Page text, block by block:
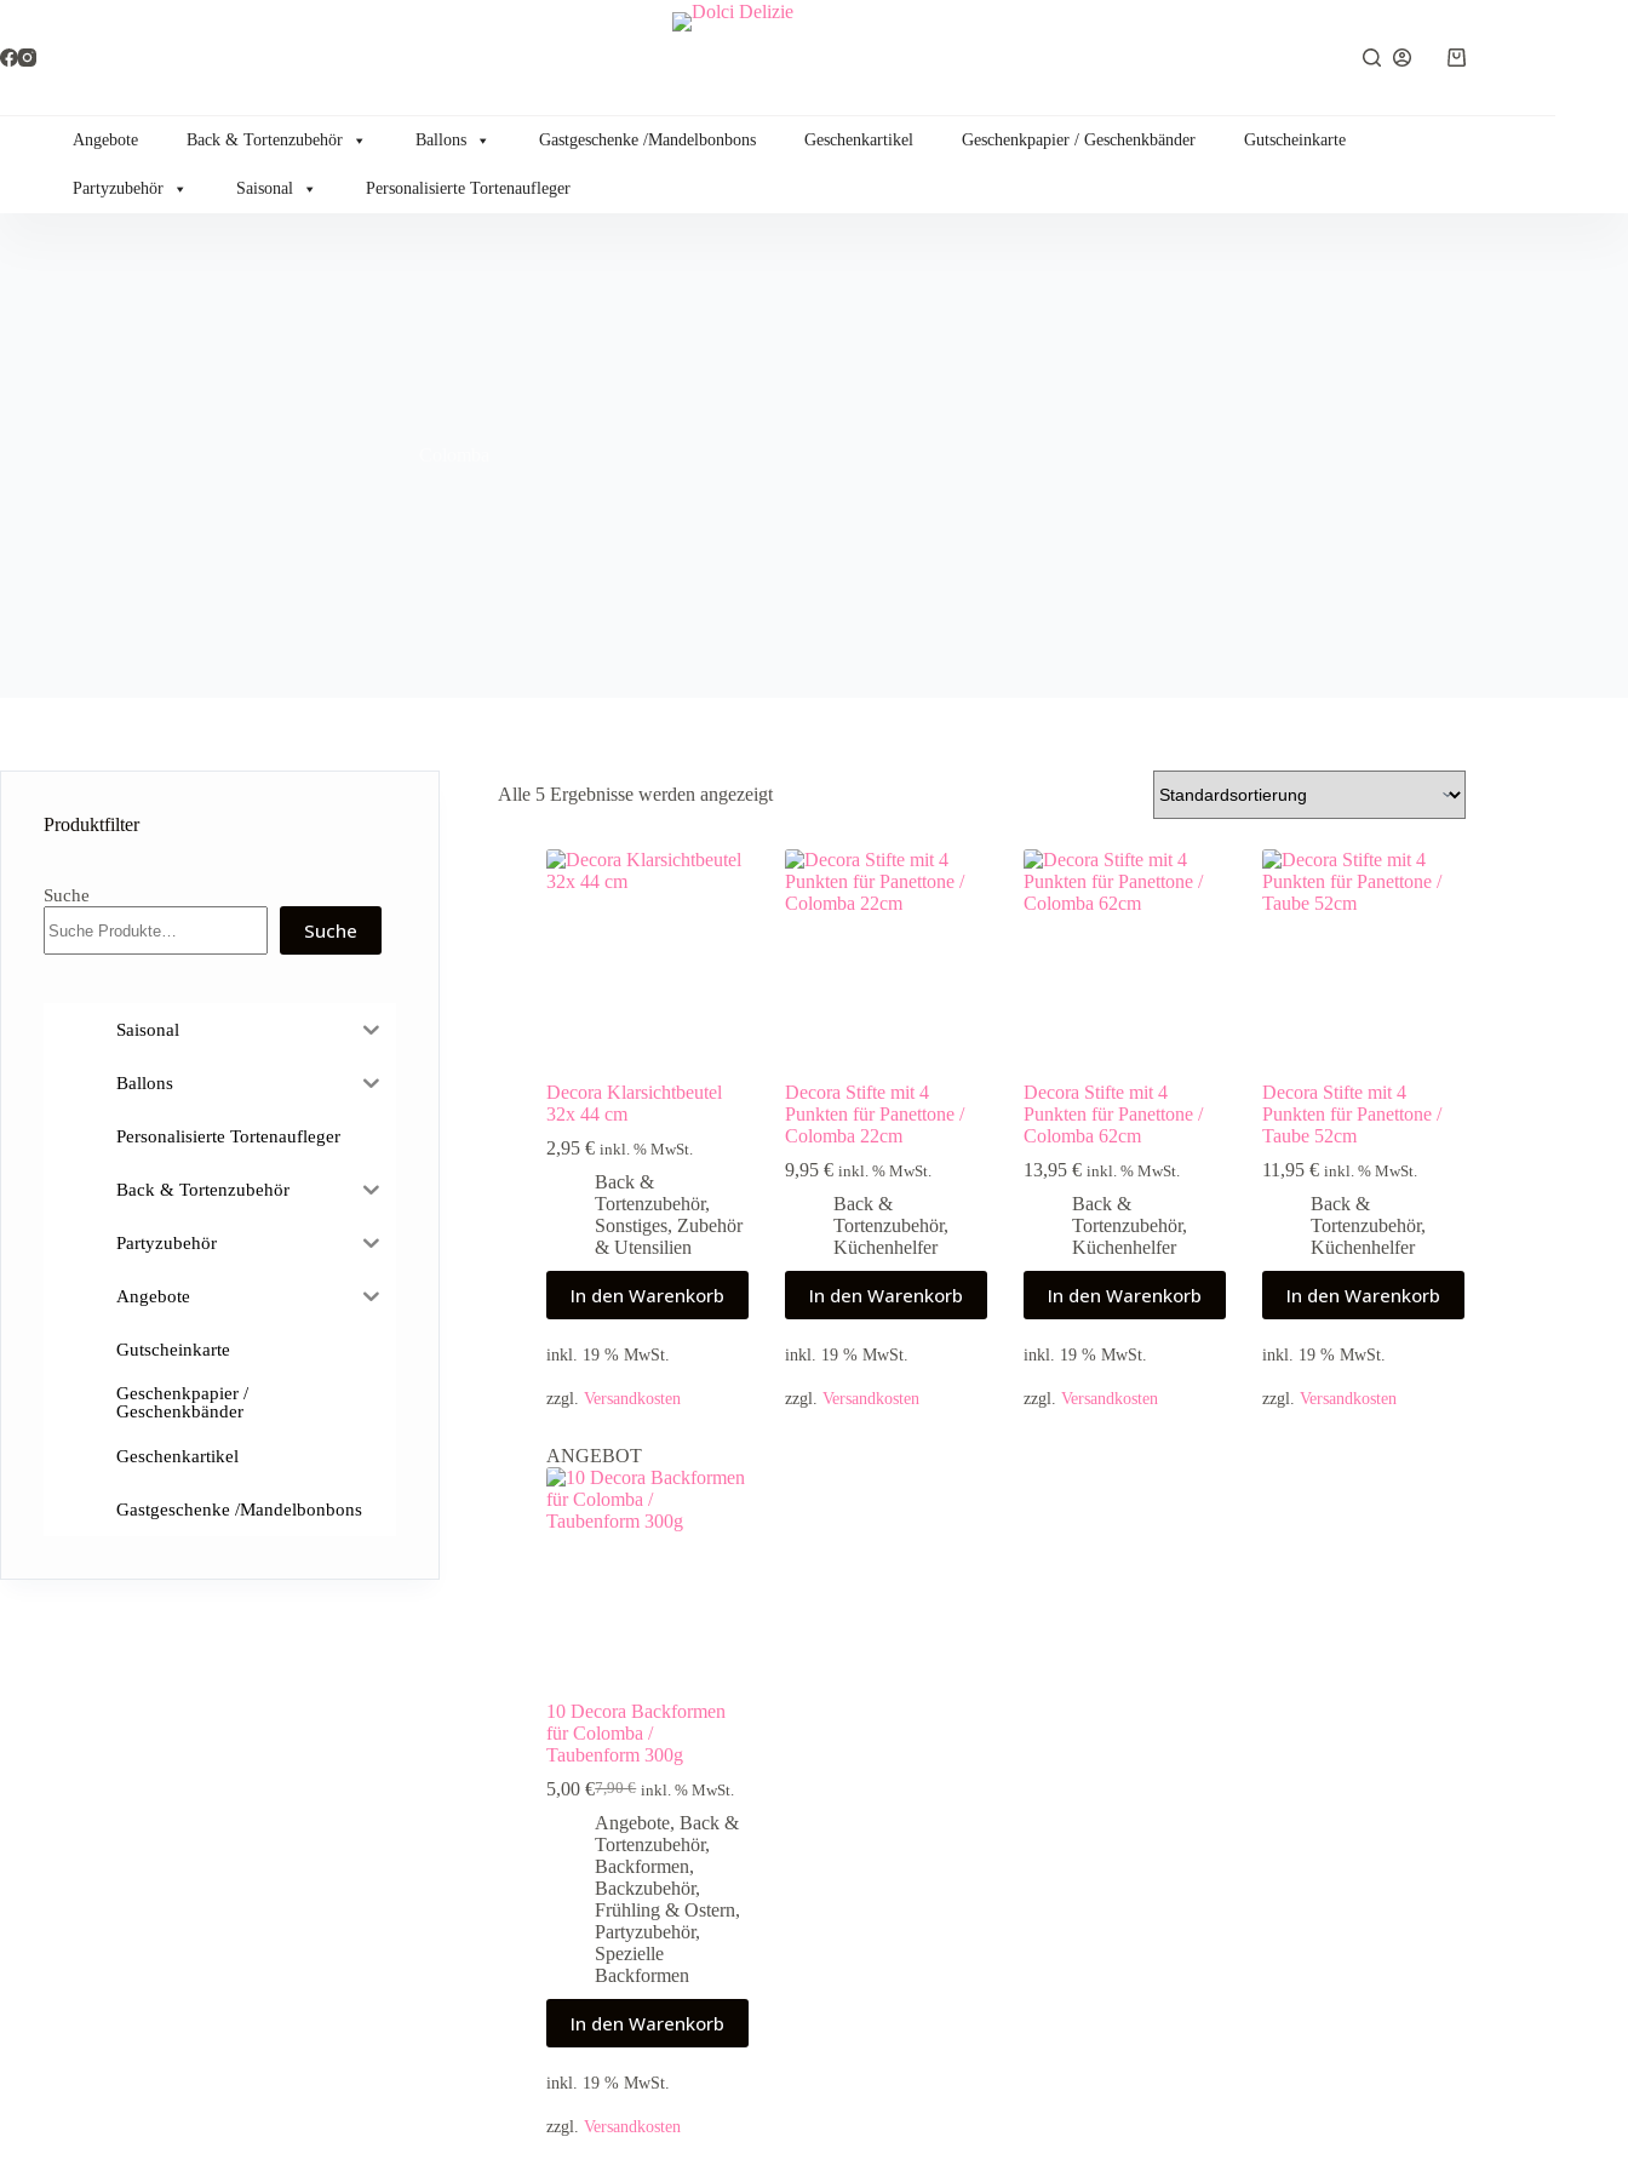
springen
Warenkorb
Angebote Back & Tortenzubehör Ballons Gastgeschenke /Mandelbonbons Geschenkartikel Geschenkpapier / Geschenkbänder Gutscheinkarte
Partyzubehör Saisonal Personalisierte Tortenaufleger
Alle 5 Ergebnisse werden angezeigt
Decora Klarsichtbeutel
32x 44 cm
2,95€ inkl. % MwSt.
Back &
Tortenzubehör,
Sonstiges, Zubehör
& Utensilien
In den Warenkorb
inkl. 19 % MwSt.
zzgl.Versandkosten
Decora Stifte mit 4
Punkten für Panettone /
Colomba 22cm
9,95€ inkl. % MwSt.
Back &
Tortenzubehör,
Küchenhelfer
In den Warenkorb
inkl. 19 % MwSt.
zzgl.Versandkosten
Decora Stifte mit 4
Punkten für Panettone /
Colomba 62cm
13,95€ inkl. % MwSt.
Back &
Tortenzubehör,
Küchenhelfer
In den Warenkorb
inkl. 19 % MwSt.
zzgl.Versandkosten
Decora Stifte mit 4
Punkten für Panettone /
Taube 52cm
11,95€ inkl. % MwSt.
Back &
Tortenzubehör,
Küchenhelfer
In den Warenkorb
inkl. 19 % MwSt.
zzgl.Versandkosten
ANGEBOT
10 Decora Backformen
für Colomba /
Taubenform 300g
7,90€
Ursprünglicher
Preis
war:
7,90 €
5,00€Aktueller
Preis
ist:
5,00 €.
inkl. % MwSt.
Angebote,Back &
Tortenzubehör,
Backformen,
Backzubehör,
Frühling & Ostern,
Partyzubehör,
Spezielle
Backformen
In den Warenkorb
inkl. 19 % MwSt.
zzgl.Versandkosten
Produktfilter
Suche
Suche
Saisonal
Ballons
Personalisierte Tortenaufleger
Back & Tortenzubehör
Partyzubehör
Angebote
Gutscheinkarte
Geschenkpapier /
Geschenkbänder
Geschenkartikel
Gastgeschenke /Mandelbonbons